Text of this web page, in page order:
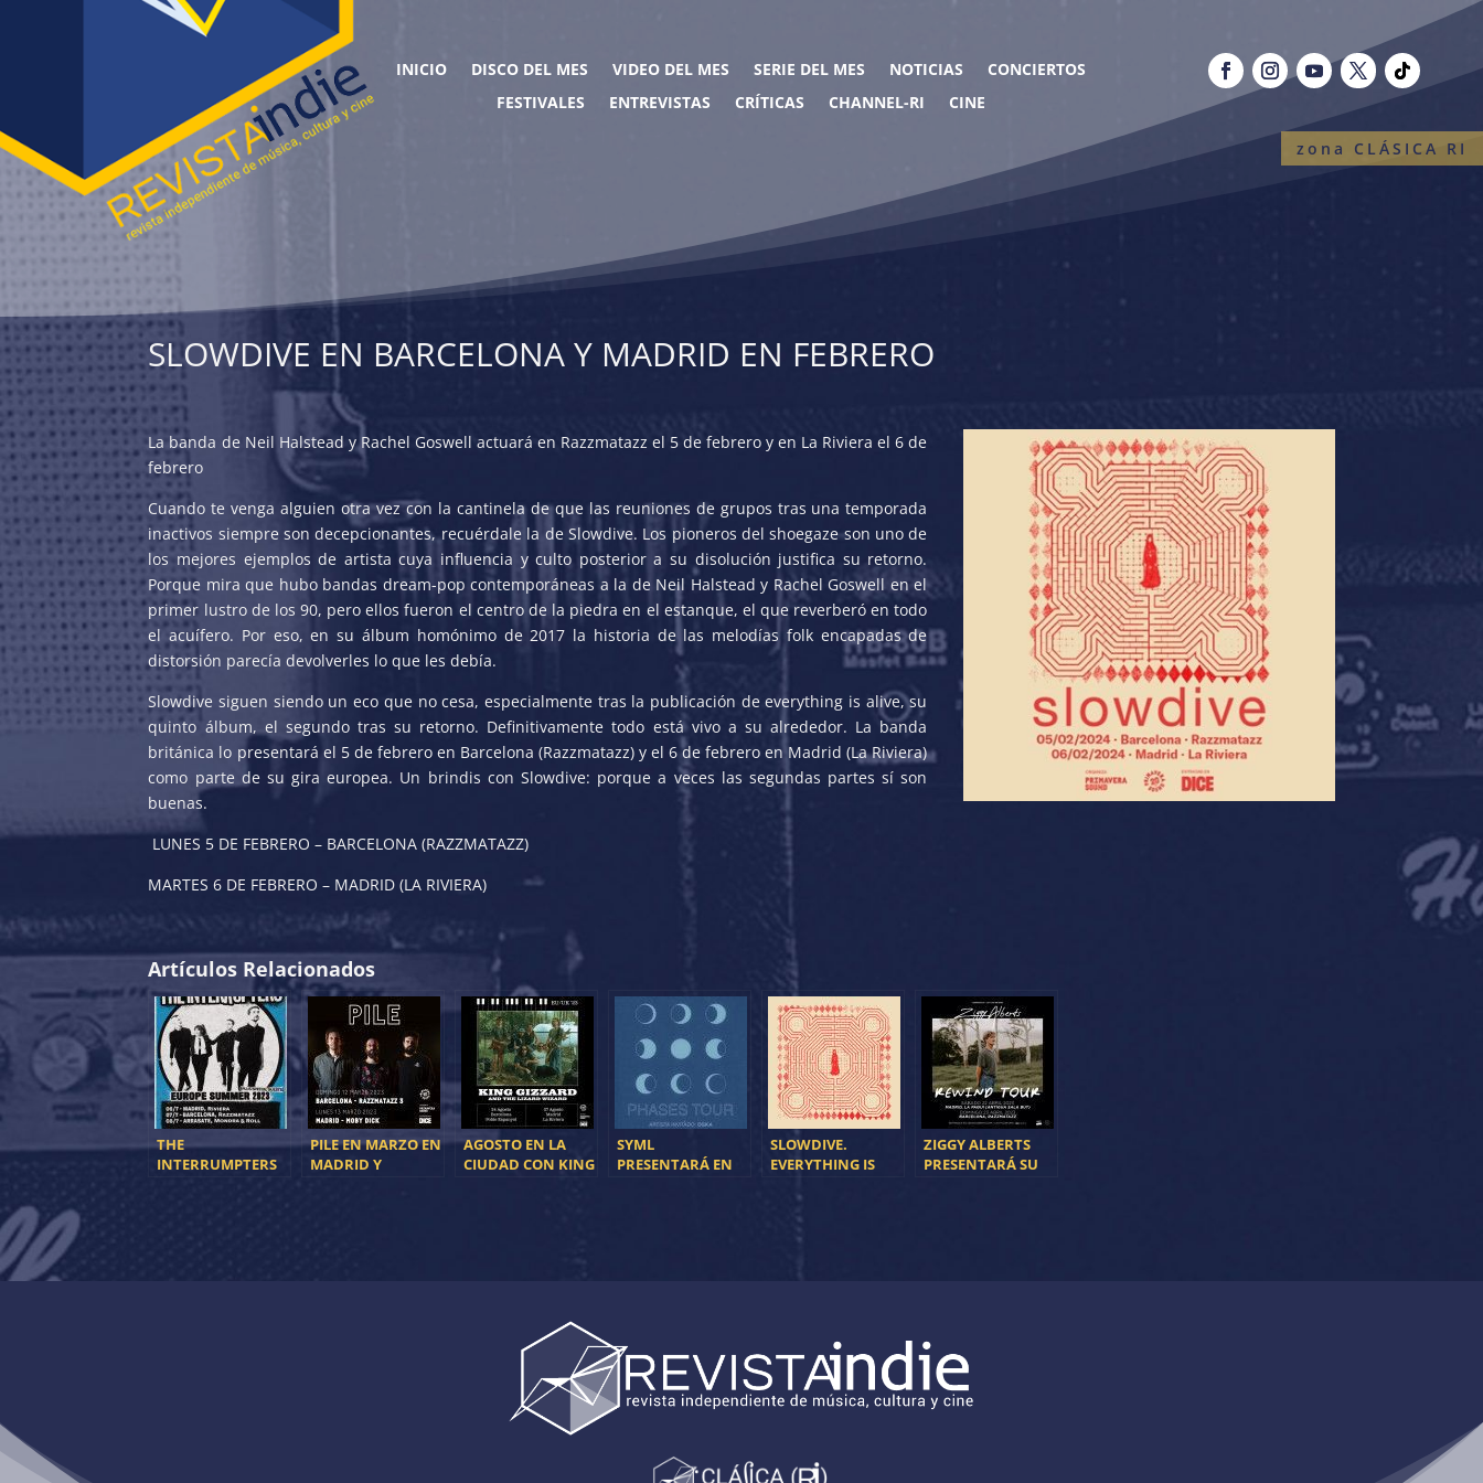
INICIO DISCO DEL MES VIDEO DEL MES SERIE DEL MES NOTICIAS
CONCIERTOS
FESTIVALES
ENTREVISTAS CRÍTICAS CHANNEL-RI CINE
zona CLÁSICA RI
SLOWDIVE EN BARCELONA Y MADRID EN FEBRERO
La banda de Neil Halstead y Rachel Goswell actuará en Razzmatazz el 5 de febrero y en La Riviera el 6 de
febrero
Cuando te venga alguien otra vez con la cantinela de que las reuniones de grupos tras una temporada
inactivos siempre son decepcionantes, recuérdale la de Slowdive. Los pioneros del shoegaze son uno de
los mejores ejemplos de artista cuya influencia y culto posterior a su disolución justifica su retorno.
Porque mira que hubo bandas dream-pop contemporáneas a la de Neil Halstead y Rachel Goswell en el
primer lustro de los 90, pero ellos fueron el centro de la piedra en el estanque, el que reverberó en todo
el acuífero. Por eso, en su álbum homónimo de 2017 la historia de las melodías folk encapadas de
distorsión parecía devolverles lo que les debía.
Slowdive siguen siendo un eco que no cesa, especialmente tras la publicación de everything is alive, su
quinto álbum, el segundo tras su retorno. Definitivamente todo está vivo a su alrededor. La banda
británica lo presentará el 5 de febrero en Barcelona (Razzmatazz) y el 6 de febrero en Madrid (La Riviera)
como parte de su gira europea. Un brindis con Slowdive: porque a veces las segundas partes sí son
buenas.
LUNES 5 DE FEBRERO – BARCELONA (RAZZMATAZZ)
MARTES 6 DE FEBRERO – MADRID (LA RIVIERA)
Artículos Relacionados
THE
INTERRUMPTERS
PILE EN MARZO EN
MADRID Y
AGOSTO EN LA
CIUDAD CON KING
SYML
PRESENTARÁ EN
SLOWDIVE.
EVERYTHING IS
ZIGGY ALBERTS
PRESENTARÁ SU